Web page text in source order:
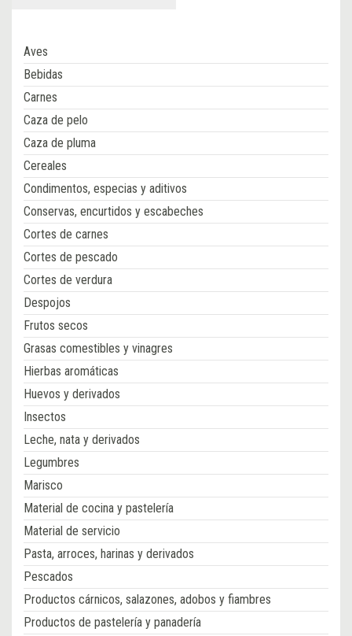
Aves
Bebidas
Carnes
Caza de pelo
Caza de pluma
Cereales
Condimentos, especias y aditivos
Conservas, encurtidos y escabeches
Cortes de carnes
Cortes de pescado
Cortes de verdura
Despojos
Frutos secos
Grasas comestibles y vinagres
Hierbas aromáticas
Huevos y derivados
Insectos
Leche, nata y derivados
Legumbres
Marisco
Material de cocina y pastelería
Material de servicio
Pasta, arroces, harinas y derivados
Pescados
Productos cárnicos, salazones, adobos y fiambres
Productos de pastelería y panadería